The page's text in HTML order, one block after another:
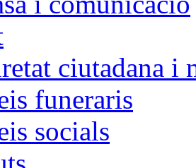
ciutadana i
funeraris
socials